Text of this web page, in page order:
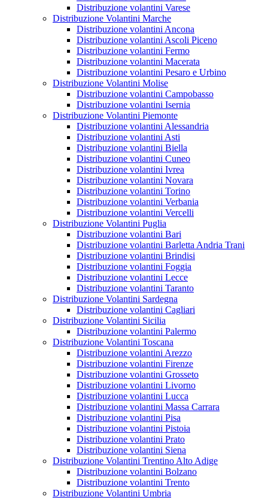
Distribuzione volantini Varese
Distribuzione Volantini Marche
Distribuzione volantini Ancona
Distribuzione volantini Ascoli Piceno
Distribuzione volantini Fermo
Distribuzione volantini Macerata
Distribuzione volantini Pesaro e Urbino
Distribuzione Volantini Molise
Distribuzione volantini Campobasso
Distribuzione volantini Isernia
Distribuzione Volantini Piemonte
Distribuzione volantini Alessandria
Distribuzione volantini Asti
Distribuzione volantini Biella
Distribuzione volantini Cuneo
Distribuzione volantini Ivrea
Distribuzione volantini Novara
Distribuzione volantini Torino
Distribuzione volantini Verbania
Distribuzione volantini Vercelli
Distribuzione Volantini Puglia
Distribuzione volantini Bari
Distribuzione volantini Barletta Andria Trani
Distribuzione volantini Brindisi
Distribuzione volantini Foggia
Distribuzione volantini Lecce
Distribuzione volantini Taranto
Distribuzione Volantini Sardegna
Distribuzione volantini Cagliari
Distribuzione Volantini Sicilia
Distribuzione volantini Palermo
Distribuzione Volantini Toscana
Distribuzione volantini Arezzo
Distribuzione volantini Firenze
Distribuzione volantini Grosseto
Distribuzione volantini Livorno
Distribuzione volantini Lucca
Distribuzione volantini Massa Carrara
Distribuzione volantini Pisa
Distribuzione volantini Pistoia
Distribuzione volantini Prato
Distribuzione volantini Siena
Distribuzione Volantini Trentino Alto Adige
Distribuzione volantini Bolzano
Distribuzione volantini Trento
Distribuzione Volantini Umbria